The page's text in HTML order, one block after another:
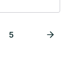
5